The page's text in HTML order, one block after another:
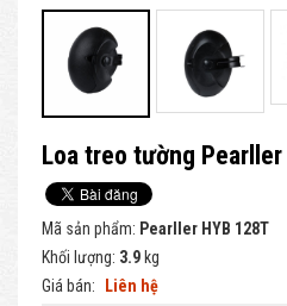
Loa treo tường Pearller
Mã sản phẩm: Pearller HYB 128T
Khối lượng: 3.9 kg
Giá bán:
Liên hệ